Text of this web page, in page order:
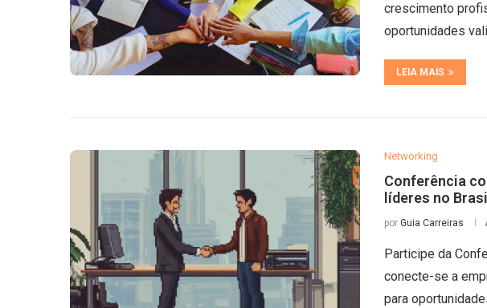
crescimento
oportunidades
LEIA MAIS
Networking
Conferência
líderes no Brasil
por Guia Carreiras
Participe da
conecte-se a
para